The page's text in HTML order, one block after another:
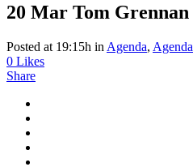
20 Mar Tom Grennan
Posted at 19:15h in Agenda,
0 Likes
Share